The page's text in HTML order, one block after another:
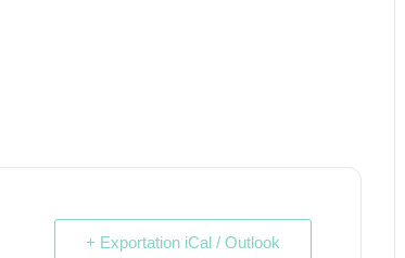
+ Exportation iCal / Outlook